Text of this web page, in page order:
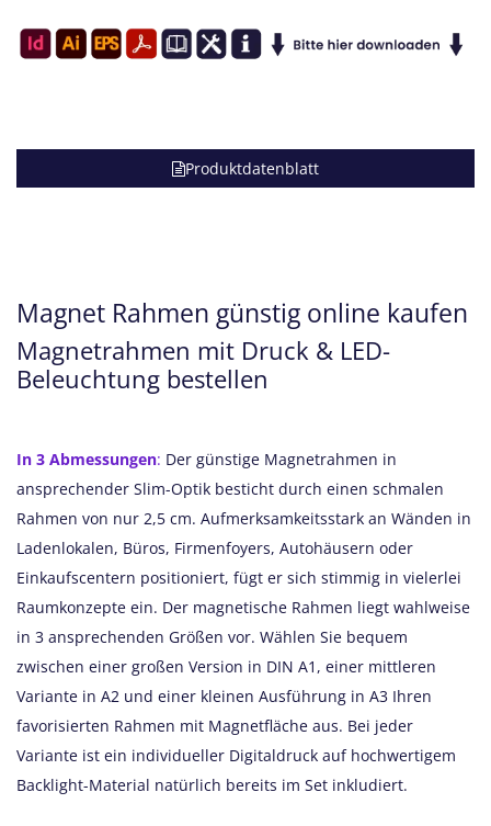
Produktdatenblatt
Magnet Rahmen günstig online kaufen
Magnetrahmen mit Druck & LED-
Beleuchtung bestellen
In 3 Abmessungen: Der günstige Magnetrahmen in
ansprechender Slim-Optik besticht durch einen schmalen
Rahmen von nur 2,5 cm. Aufmerksamkeitsstark an Wänden in
Ladenlokalen, Büros, Firmenfoyers, Autohäusern oder
Einkaufscentern positioniert, fügt er sich stimmig in vielerlei
Raumkonzepte ein. Der magnetische Rahmen liegt wahlweise
in 3 ansprechenden Größen vor. Wählen Sie bequem
zwischen einer großen Version in DIN A1, einer mittleren
Variante in A2 und einer kleinen Ausführung in A3 Ihren
favorisierten Rahmen mit Magnetfläche aus. Bei jeder
Variante ist ein individueller Digitaldruck auf hochwertigem
Backlight-Material natürlich bereits im Set inkludiert.